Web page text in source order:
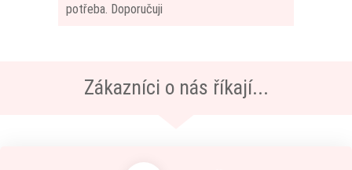
potřeba. Doporučuji
Zákazníci o nás říkají...